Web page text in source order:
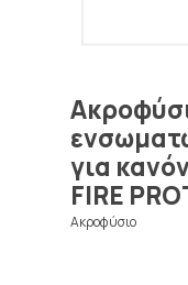
για
FIRE
Ακροφύσιο